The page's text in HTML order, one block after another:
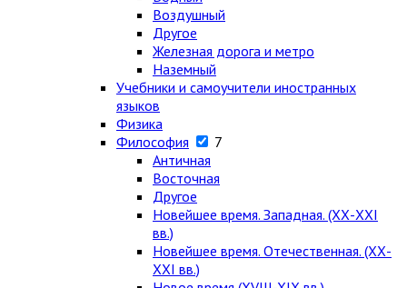
Воздушный
Другое
Железная дорога и метро
Наземный
Учебники и самоучители иностранных
языков
Физика
Философия
7
Античная
Восточная
Другое
Новейшее время. Западная. (ХХ-ХХI
вв.)
Новейшее время. Отечественная. (ХХ-
ХХI вв.)